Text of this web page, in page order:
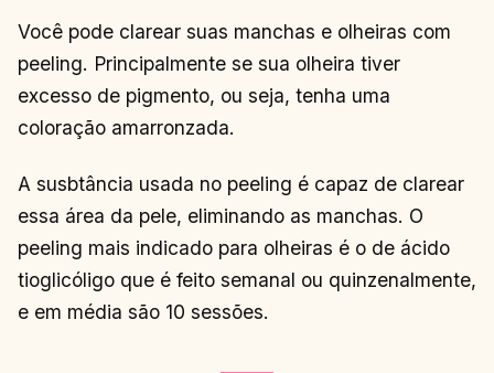
Você pode clarear suas manchas e olheiras com
peeling. Principalmente se sua olheira tiver
excesso de pigmento, ou seja, tenha uma
coloração amarronzada.
A susbtância usada no peeling é capaz de clarear
essa área da pele, eliminando as manchas. O
peeling mais indicado para olheiras é o de ácido
tioglicóligo que é feito semanal ou quinzenalmente,
e em média são 10 sessões.